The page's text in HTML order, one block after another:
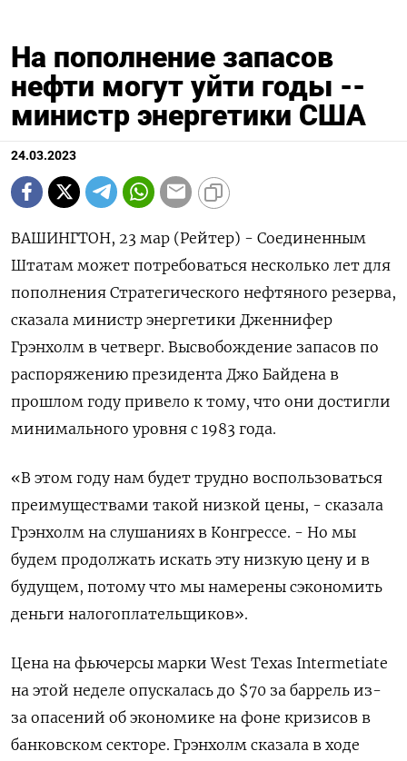
На пополнение запасов
нефти могут уйти годы --
министр энергетики США
24.03.2023
ВАШИНГТОН, 23 мар (Рейтер) - Соединенным
Штатам может потребоваться несколько лет для
пополнения Стратегического нефтяного резерва,
сказала министр энергетики Дженнифер
Грэнхолм в четверг. Высвобождение запасов по
распоряжению президента Джо Байдена в
прошлом году привело к тому, что они достигли
минимального уровня с 1983 года.
«В этом году нам будет трудно воспользоваться
преимуществами такой низкой цены, - сказала
Грэнхолм на слушаниях в Конгрессе. - Но мы
будем продолжать искать эту низкую цену и в
будущем, потому что мы намерены сэкономить
деньги налогоплательщиков».
Цена на фьючерсы марки West Texas Intermetiate
на этой неделе опускалась до $70 за баррель из-
за опасений об экономике на фоне кризисов в
банковском секторе. Грэнхолм сказала в ходе